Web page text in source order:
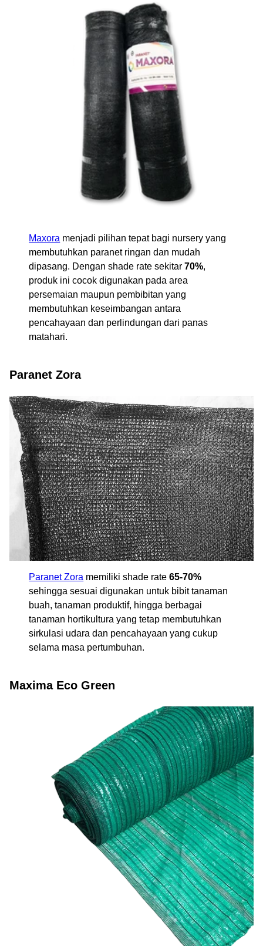
Maxora menjadi pilihan tepat bagi nursery yang
membutuhkan paranet ringan dan mudah
dipasang. Dengan shade rate sekitar70%,
produk ini cocok digunakan pada area
persemaian maupun pembibitan yang
membutuhkan keseimbangan antara
pencahayaan dan perlindungan dari panas
matahari.
Paranet Zora
Paranet Zora memiliki shade rate65-70%
sehingga sesuai digunakan untuk bibit tanaman
buah, tanaman produktif, hingga berbagai
tanaman hortikultura yang tetap membutuhkan
sirkulasi udara dan pencahayaan yang cukup
selama masa pertumbuhan.
Maxima Eco Green